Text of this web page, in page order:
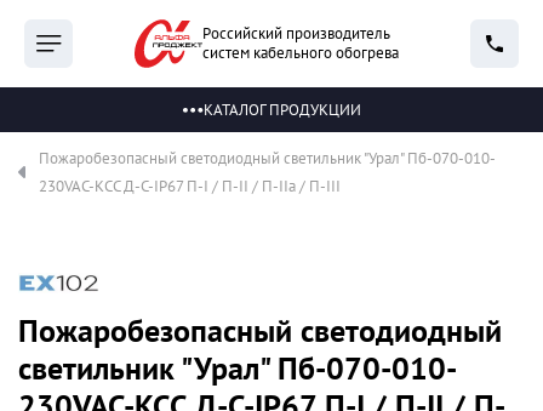
Российский производитель
систем кабельного обогрева
КАТАЛОГ ПРОДУКЦИИ
Пожаробезопасный светодиодный светильник "Урал" Пб-070-010-
230VAC-КСС Д-С-IP67 П-I / П-II / П-IIа / П-III
Пожаробезопасный светодиодный
светильник "Урал" Пб-070-010-